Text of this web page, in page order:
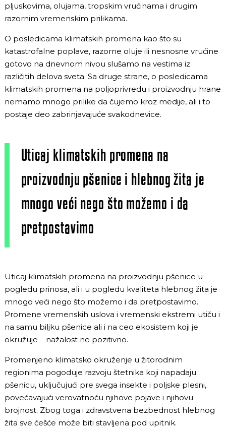
pljuskovima, olujama, tropskim vrućinama i drugim
razornim vremenskim prilikama.
O posledicama klimatskih promena kao što su
katastrofalne poplave, razorne oluje ili nesnosne vrućine
gotovo na dnevnom nivou slušamo na vestima iz
različitih delova sveta. Sa druge strane, o posledicama
klimatskih promena na poljoprivredu i proizvodnju hrane
nemamo mnogo prilike da čujemo kroz medije, ali i to
postaje deo zabrinjavajuće svakodnevice.
Uticaj klimatskih promena na
proizvodnju pšenice i hlebnog žita je
mnogo veći nego što možemo i da
pretpostavimo
Uticaj klimatskih promena na proizvodnju pšenice u
pogledu prinosa, ali i u pogledu kvaliteta hlebnog žita je
mnogo veći nego što možemo i da pretpostavimo.
Promene vremenskih uslova i vremenski ekstremi utiču i
na samu biljku pšenice ali i na ceo ekosistem koji je
okružuje – nažalost ne pozitivno.
Promenjeno klimatsko okruženje u žitorodnim
regionima pogoduje razvoju štetnika koji napadaju
pšenicu, uključujući pre svega insekte i poljske plesni,
povećavajući verovatnoću njihove pojave i njihovu
brojnost. Zbog toga i zdravstvena bezbednost hlebnog
žita sve ćešće može biti stavljena pod upitnik.